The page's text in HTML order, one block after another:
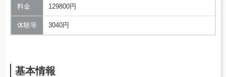
料金 129800円
体験等 3040円
基本情報